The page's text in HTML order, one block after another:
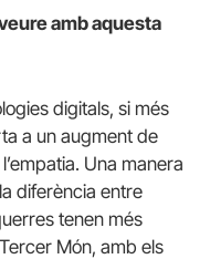
amb aquesta
digitals, si més
a un augment de
Una manera
diferència entre
tenen més
Món, amb els